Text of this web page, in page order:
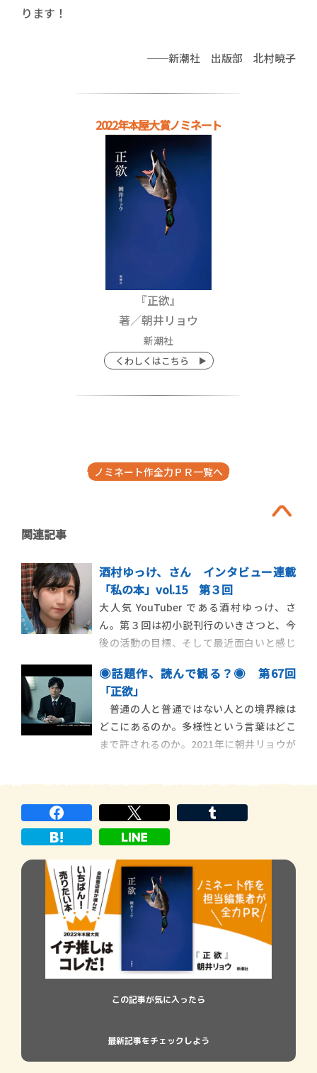
ります！
──新潮社 出版部 北村暁子
2022年本屋大賞ノミネート
『正欲』
著／朝井リョウ
新潮社
くわしくはこちら
ノミネート作全力ＰＲ一覧へ
関連記事
酒村ゆっけ、さん インタビュー連載
「私の本」vol.15 第３回
大人気 YouTuber である酒村ゆっけ、さ
ん。第３回は初小説刊行のいきさつと、今
後の活動の目標、そして最近面白いと感じ
ーやゾンビ映画が好きな素顔、面白かった
という小説などを通して、その独自ワール
ドの一端に触れます。
◉話題作、読んで観る？◉ 第67回
「正欲」
普通の人と普通ではない人との境界線は
どこにあるのか。多様性という言葉はどこ
まで許されるのか。2021年に朝井リョウが
人公にした『前科者』の脚本家・港岳彦と
岸善幸監督が、原作のテーマをそこなうこ
この記事が気に入ったら
最新記事をチェックしよう